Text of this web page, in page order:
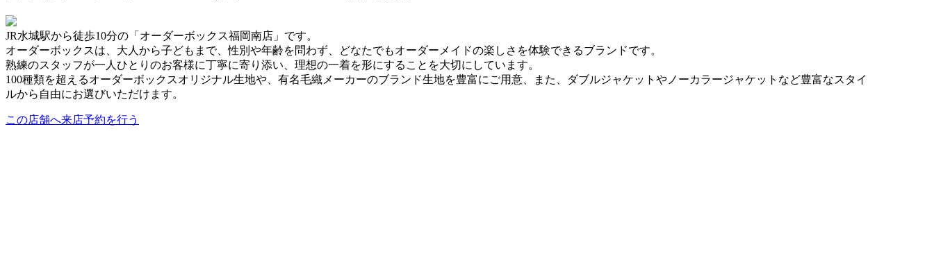
JR水城駅から徒歩10分の「オーダーボックス福岡南店」です。
オーダーボックスは、大人から子どもまで、性別や年齢を問わず、どなたでもオーダーメイドの楽しさを体験できるブランドです。
熟練のスタッフが一人ひとりのお客様に丁寧に寄り添い、理想の一着を形にすることを大切にしています。
100種類を超えるオーダーボックスオリジナル生地や、有名毛織メーカーのブランド生地を豊富にご用意、また、ダブルジャケットやノーカラージャケットなど豊富なスタイ
ルから自由にお選びいただけます。
この店舗へ来店予約を行う